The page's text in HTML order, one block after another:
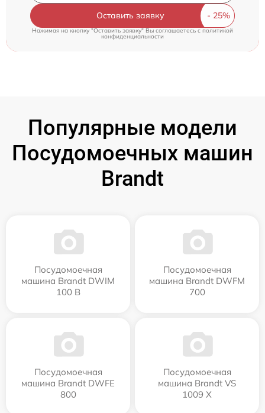
Оставить заявку
Нажимая на кнопку "Оставить заявку" Вы соглашаетесь c политикой
конфиденциальности
Популярные модели
Посудомоечных машин
Brandt
Посудомоечная
машина Brandt DWIM
100 B
Посудомоечная
машина Brandt DWFM
700
Посудомоечная
машина Brandt DWFE
800
Посудомоечная
машина Brandt VS
1009 X